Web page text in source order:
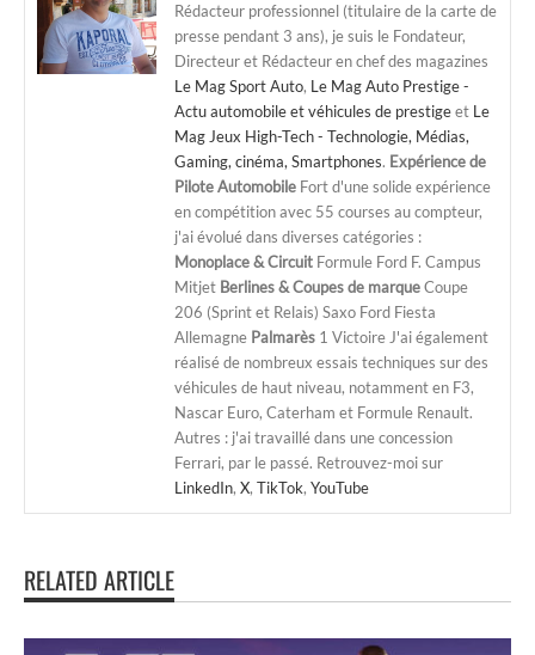
Rédacteur professionnel (titulaire de la carte de
presse pendant 3 ans), je suis le Fondateur,
Directeur et Rédacteur en chef des magazines
Le Mag Sport Auto, Le Mag Auto Prestige -
Actu automobile et véhicules de prestigeet Le
Mag Jeux High-Tech - Technologie, Médias,
Gaming, cinéma, Smartphones. Expérience de
Pilote Automobile Fort d'une solide expérience
en compétition avec 55 courses au compteur,
j'ai évolué dans diverses catégories :
Monoplace & Circuit Formule Ford F. Campus
Mitjet Berlines & Coupes de marqueCoupe
206 (Sprint et Relais) Saxo Ford Fiesta
Allemagne Palmarès 1 Victoire J'ai également
réalisé de nombreux essais techniques sur des
véhicules de haut niveau, notamment en F3,
Nascar Euro, Caterham et Formule Renault.
Autres : j'ai travaillé dans une concession
Ferrari, par le passé. Retrouvez-moi sur
LinkedIn, X, TikTok, YouTube
RELATED ARTICLE